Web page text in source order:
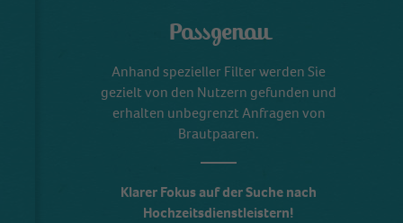
Passgenau
Anhand spezieller Filter werden Sie
gezielt von den Nutzern gefunden und
erhalten unbegrenzt Anfragen von
Brautpaaren.
Klarer Fokus auf der Suche nach
Hochzeitsdienstleistern!